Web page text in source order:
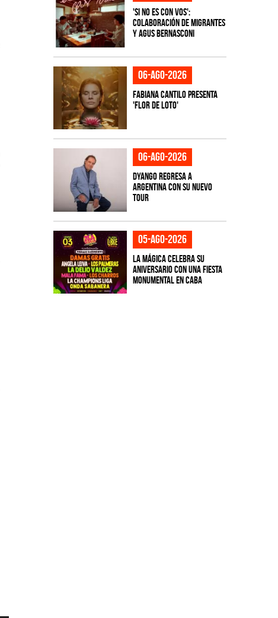
'Si No Es Con Vos':
colaboración de Migrantes
y Agus Bernasconi
06-ago-2026
Fabiana Cantilo presenta
'Flor de Loto'
06-ago-2026
Dyango regresa a
Argentina con su nuevo
tour
05-ago-2026
La Mágica celebra su
aniversario con una fiesta
monumental en CABA